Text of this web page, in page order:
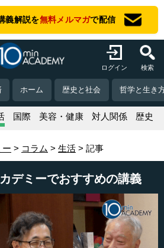
義解説を無料メルマガで配信
ログイン 検索
ホーム 歴史と社会 哲学と生き
国際 美容・健康 対人関係 歴史
ー コラム 生活 記事
デミーでおすすめの講義